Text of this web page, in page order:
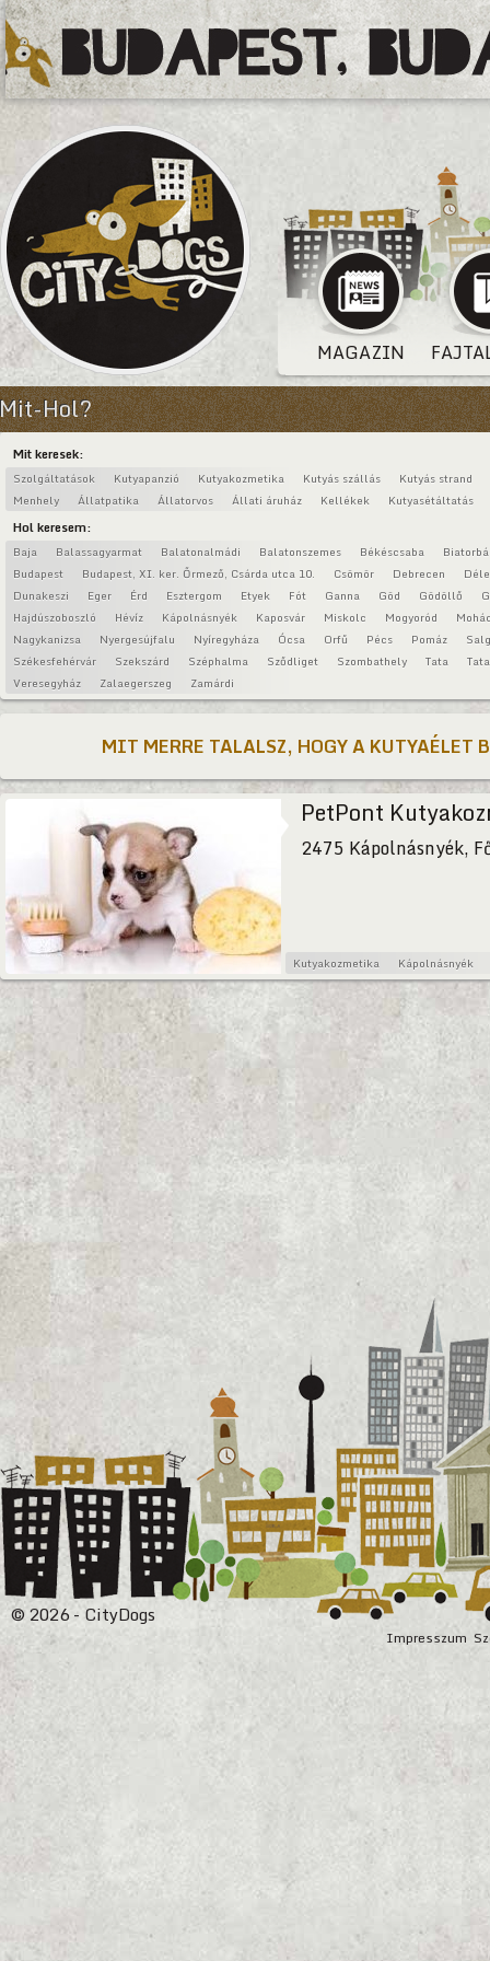
MAGAZIN
Mit-Hol?
Mit keresek:
Szolgáltatások Kutyapanzió Kutyakozmetika Kutyás szállás
Kutyás strand
Menhely
Állatpatika Állatorvos Állati áruház Kellékek Kutyasétáltatás
Hol keresem:
Baja Balassagyarmat Balatonalmádi Balatonszemes Békéscsaba
Budapest
Budapest, XI. ker. Őrmező, Csárda utca 10. Csömör Debrecen
Dunakeszi
Eger Érd Esztergom Etyek Fót Ganna Göd Gödöllő
Hajdúszoboszló
Hévíz Kápolnásnyék Kaposvár Miskolc Mogyoród
Nagykanizsa
Nyergesújfalu Nyíregyháza Ócsa Orfű Pécs Pomáz
Székesfehérvár
Szekszárd Széphalma Sződliget Szombathely Tata
Veresegyház
Zalaegerszeg Zamárdi
MIT MERRE TALALSZ, HOGY A KUTYAÉLET
PetPont
2475 Kápolnásnyék,
Kutyakozmetika Kápolnásnyék
Impresszum
© 2026 - CityDogs